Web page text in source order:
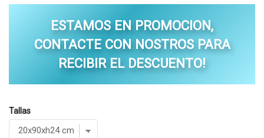
ESTAMOS EN PROMOCION,
CONTACTE CON NOSTROS PARA
RECIBIR EL DESCUENTO!
Tallas